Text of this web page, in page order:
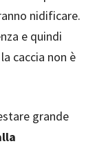
nidificare.
e quindi
caccia non è
grande